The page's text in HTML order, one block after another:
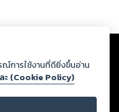
ละปรากฏว่าละเมิดสิทธิใน
มายและศีลธรรม ดังนั้น ผู้อ่าน
ยตนเอง และหากท่านพบว่าส่วน
งมายังบริษัท เพื่อทีมงานจะได้
นลิขสิทธิ์ตามพระราชบัญญัติ
ณ์การใช้งานที่ดียิ่งขึ้นอ่าน
ะ (Cookie Policy)